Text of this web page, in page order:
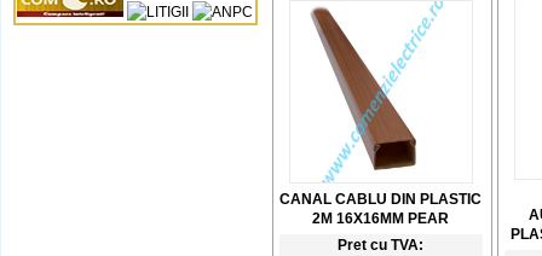
CANAL CABLU DIN PLASTIC
2M 16X16MM PEAR
Pret cu TVA: